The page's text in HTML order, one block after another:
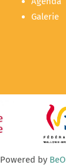
Galerie
Powered by